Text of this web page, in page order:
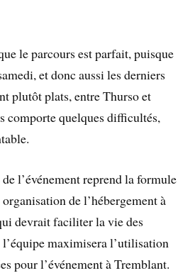
le parcours est parfait, puisque
et donc aussi les derniers
plutôt plats, entre Thurso et
comporte quelques difficultés,
l’événement reprend la formule
de l’hébergement à
devrait faciliter la vie des
maximisera l’utilisation
pour l’événement à Tremblant.